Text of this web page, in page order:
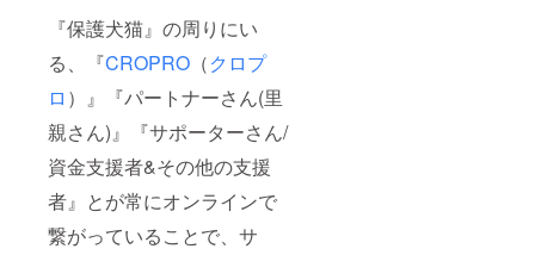
『保護犬猫』の周りにい
る、『CROPRO （クロプ
ロ ）』『パートナーさん(里
親さん)』『サポーターさん/
資金支援者&その他の支援
者』とが常にオンラインで
繋がっていることで、サ